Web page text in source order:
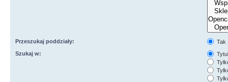
Przeszukaj poddziały:
Tak
Szukaj w: